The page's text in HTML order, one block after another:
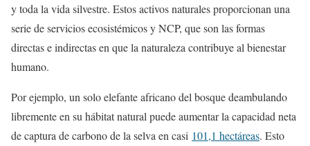
y toda la vida silvestre. Estos activos naturales proporcionan una
serie de servicios ecosistémicos y NCP, que son las formas
directas e indirectas en que la naturaleza contribuye al bienestar
humano.
Por ejemplo, un solo elefante africano del bosque deambulando
libremente en su hábitat natural puede aumentar la capacidad neta
de captura de carbono de la selva en casi 101,1 hectáreas. Esto